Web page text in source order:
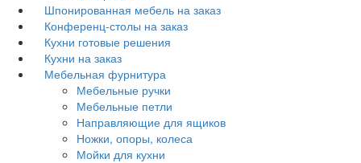
Шпонированная мебель на заказ
Конференц-столы на заказ
Кухни готовые решения
Кухни на заказ
Мебельная фурнитура
Мебельные ручки
Мебельные петли
Направляющие для ящиков
Ножки, опоры, колеса
Мойки для кухни